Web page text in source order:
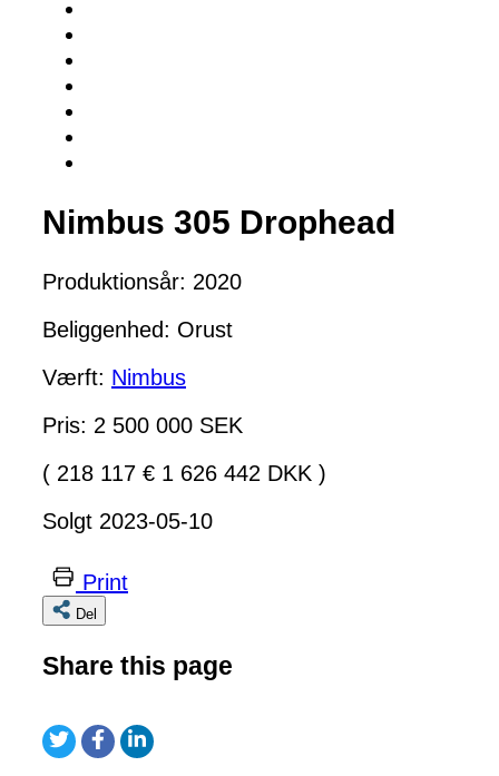
Nimbus 305 Drophead
Produktionsår: 2020
Beliggenhed: Orust
Værft: Nimbus
Pris: 2 500 000 SEK
( 218 117 € 1 626 442 DKK )
Solgt 2023-05-10
Print
Del
Share this page